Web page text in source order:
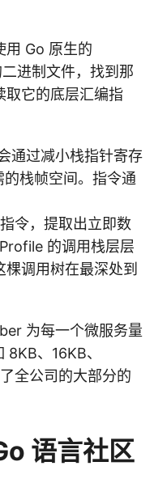
用 Go 原生的
进制文件，找到那
取它的底层汇编指
通过减小栈指针寄存
栈帧空间。指令通
令，提取出立即数
的调用栈层层
调用树在最深处到
为每一个微服务量
、16KB、
全公司的大部分的
语言社区